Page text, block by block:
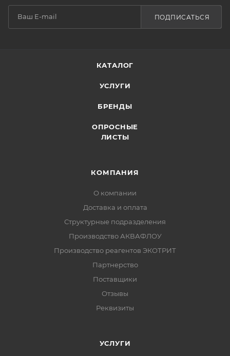
ПОДПИСАТЬСЯ
КАТАЛОГ
УСЛУГИ
БРЕНДЫ
ОПРОСНЫЕ
ЛИСТЫ
КОМПАНИЯ
О компании
Доставка и оплата
Структурные подразделения
Производство АКВАФЛОУ
Производство реагентов ЭКОТРИТ
Партнерство
Поставщики
Отзывы
Реквизиты
УСЛУГИ